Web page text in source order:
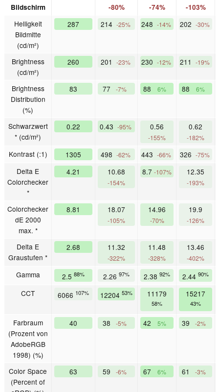
Bildschirm -80% -74% -103%
Helligkeit
Bildmitte
(cd/m²)
287 214 -25% 248 -14% 202 -30%
Brightness
(cd/m²)
260 201 -23% 230 -12% 211 -19%
Brightness
Distribution
(%)
83 77 -7% 88 6% 88 6%
Schwarzwert
* (cd/m²)
0.22 0.43 -95% 0.56
-155%
0.62
-182%
Kontrast (:1) 1305 498 -62% 443 -66% 326 -75%
Delta E
Colorchecker
*
4.21 10.68
-154%
8.7 -107% 12.35
-193%
Colorchecker
dE 2000
max. *
8.81 18.07
-105%
14.96
-70%
19.9
-126%
Delta E
Graustufen *
2.68 11.32
-322%
11.48
-328%
13.46
-402%
Gamma 2.5 88% 2.26 97% 2.38 92% 2.44 90%
CCT 6066 107% 12204 53% 11179
58%
15217
43%
Farbraum
(Prozent von
AdobeRGB
1998) (%)
40 38 -5% 42 5% 39 -2%
Color Space
(Percent of
63 59 -6% 67 6% 61 -3%